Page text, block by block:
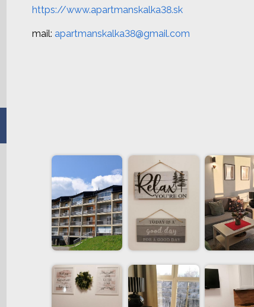
https://www.apartmanskalka38.sk
mail: apartmanskalka38@gmail.com